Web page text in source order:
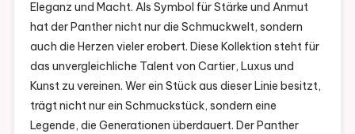
Eleganz und Macht. Als Symbol für Stärke und Anmut
hat der Panther nicht nur die Schmuckwelt, sondern
auch die Herzen vieler erobert. Diese Kollektion steht für
das unvergleichliche Talent von Cartier, Luxus und
Kunst zu vereinen. Wer ein Stück aus dieser Linie besitzt,
trägt nicht nur ein Schmuckstück, sondern eine
Legende, die Generationen überdauert. Der Panther